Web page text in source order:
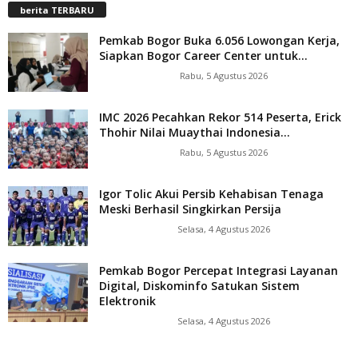
berita TERBARU
Pemkab Bogor Buka 6.056 Lowongan Kerja,
Siapkan Bogor Career Center untuk...
Rabu, 5 Agustus 2026
IMC 2026 Pecahkan Rekor 514 Peserta, Erick
Thohir Nilai Muaythai Indonesia...
Rabu, 5 Agustus 2026
Igor Tolic Akui Persib Kehabisan Tenaga
Meski Berhasil Singkirkan Persija
Selasa, 4 Agustus 2026
Pemkab Bogor Percepat Integrasi Layanan
Digital, Diskominfo Satukan Sistem
Elektronik
Selasa, 4 Agustus 2026